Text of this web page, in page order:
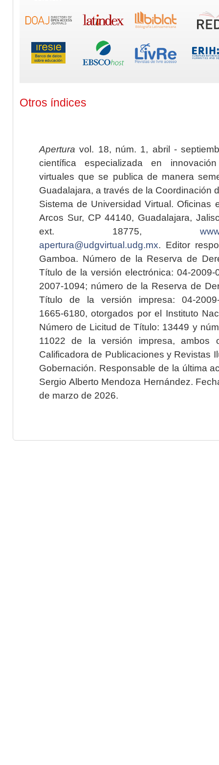
Otros índices
Apertura vol. 18, núm. 1, abril -
científica especializada en
virtuales que se publica de manera
Guadalajara, a través de la Coordinación
Sistema de Universidad Virtual. Oficinas
Arcos Sur, CP 44140, Guadalajara,
ext. 18775,
apertura@udgvirtual.udg.mx. Editor
Gamboa. Número de la Reserva de
Título de la versión electrónica: 04-2009-
2007-1094; número de la Reserva de
Título de la versión impresa: 04-2009-
1665-6180, otorgados por el Instituto
Número de Licitud de Título: 13449 y
11022 de la versión impresa, ambos
Calificadora de Publicaciones y Revistas
Gobernación. Responsable de la última
Sergio Alberto Mendoza Hernández.
de marzo de 2026.